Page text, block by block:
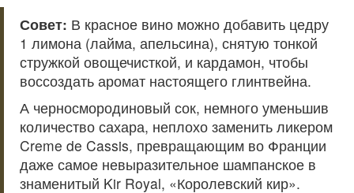
Совет: В красное вино можно добавить цедру
1 лимона (лайма, апельсина), снятую тонкой
стружкой овощечисткой, и кардамон, чтобы
воссоздать аромат настоящего глинтвейна.
А черносмородиновый сок, немного уменьшив
количество сахара, неплохо заменить ликером
Creme de Cassis, превращающим во Франции
даже самое невыразительное шампанское в
знаменитый Kir Royal, «Королевский кир».